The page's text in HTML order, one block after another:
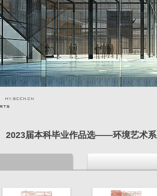
2023届本科毕业作品选——环境艺术系